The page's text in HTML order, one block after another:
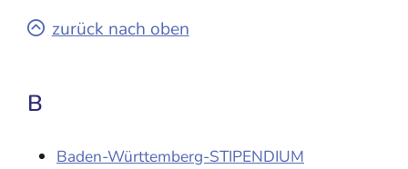
zurück nach oben
B
Baden-Württemberg-STIPENDIUM